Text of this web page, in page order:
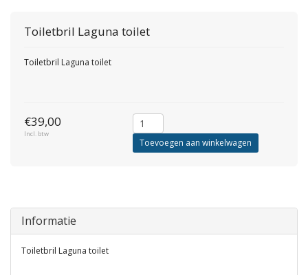
Toiletbril Laguna toilet
Toiletbril Laguna toilet
€39,00
Incl. btw
Toevoegen aan winkelwagen
Informatie
Toiletbril Laguna toilet